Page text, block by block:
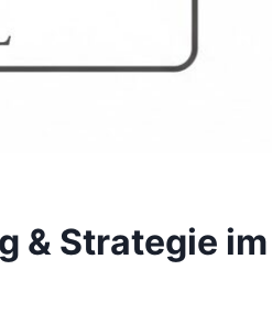
& Strategie im